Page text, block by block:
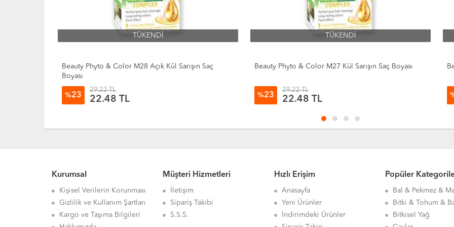
TÜKENDİ
Beauty Phyto & Color M27 Kül Sarışın Saç Boyası
%23
29.22 TL
22.48 TL
TÜKENDİ
Beauty Phyto & Color M26 Kırmızı Kadife Saç Boyası
%23
29.22 TL
22.48 TL
Kurumsal
Kişisel Verilerin Korunması
Gizlilik ve Kullanım Şartları
Kargo ve Taşıma Bilgileri
Müşteri Hizmetleri
İletişim
Sipariş Takibi
S.S.S.
Hızlı Erişim
Anasayfa
Yeni Ürünler
İndirimdeki Ürünler
Popüler
Bal & Pekmez &
Bitki & Tohum &
Bitkisel Yağ